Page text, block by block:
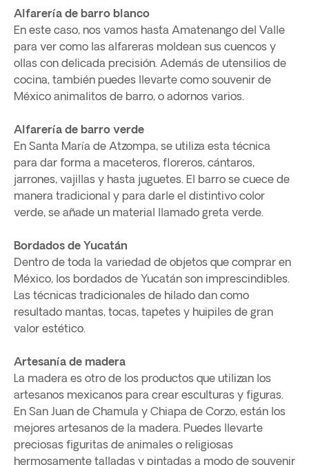
Alfarería de barro blanco
En este caso, nos vamos hasta Amatenango del Valle
para ver como las alfareras moldean sus cuencos y
ollas con delicada precisión. Además de utensilios de
cocina, también puedes llevarte como souvenir de
México animalitos de barro, o adornos varios.
Alfarería de barro verde
En Santa María de Atzompa, se utiliza esta técnica
para dar forma a maceteros, floreros, cántaros,
jarrones, vajillas y hasta juguetes. El barro se cuece de
manera tradicional y para darle el distintivo color
verde, se añade un material llamado greta verde.
Bordados de Yucatán
Dentro de toda la variedad de objetos que comprar en
México, los bordados de Yucatán son imprescindibles.
Las técnicas tradicionales de hilado dan como
resultado mantas, tocas, tapetes y huipiles de gran
valor estético.
Artesanía de madera
La madera es otro de los productos que utilizan los
artesanos mexicanos para crear esculturas y figuras.
En San Juan de Chamula y Chiapa de Corzo, están los
mejores artesanos de la madera. Puedes llevarte
preciosas figuritas de animales o religiosas
hermosamente talladas y pintadas a modo de souvenir